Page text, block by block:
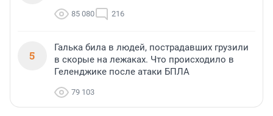
85 080 216
5
Галька била в людей, пострадавших грузили
в скорые на лежаках. Что происходило в
Геленджике после атаки БПЛА
79 103